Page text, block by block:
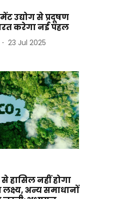
उद्योग से प्रदूषण
करेगा नई पहल
23 Jul 2025
हासिल नहीं होगा
अन्य समाधानों